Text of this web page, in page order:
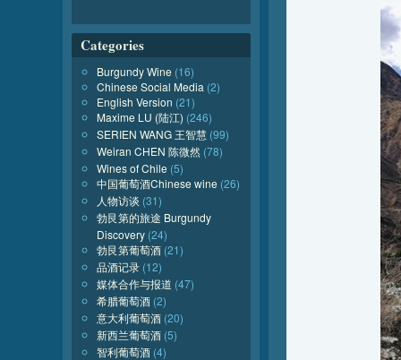
Categories
Burgundy Wine (16)
Chinese Social Media (2)
English Version (21)
Maxime LU (陆江) (246)
SERIEN WANG 王智慧 (99)
Weiran CHEN 陈微然 (78)
Wines of Chile (5)
中国葡萄酒Chinese wine (26)
人物访谈 (31)
勃艮第的旅途 Burgundy
Discovery (24)
勃艮第葡萄酒 (21)
品酒记录 (12)
媒体合作与报道 (47)
希腊葡萄酒 (2)
意大利葡萄酒 (20)
新西兰葡萄酒 (5)
智利葡萄酒 (4)